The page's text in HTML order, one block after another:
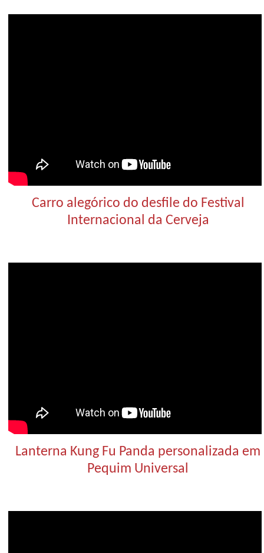
Carro alegórico do desfile do Festival
Internacional da Cerveja
Lanterna Kung Fu Panda personalizada em
Pequim Universal